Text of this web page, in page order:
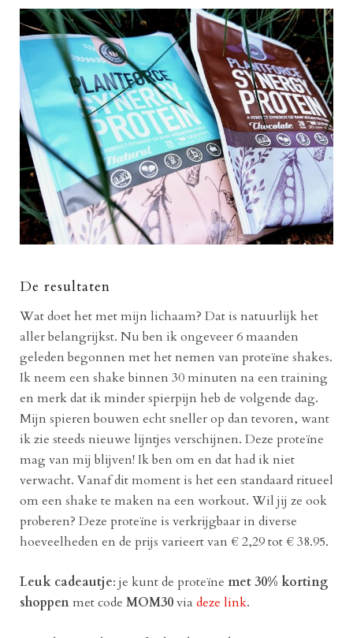
De resultaten
Wat doet het met mijn lichaam? Dat is natuurlijk het
aller belangrijkst. Nu ben ik ongeveer 6 maanden
geleden begonnen met het nemen van proteïne shakes.
Ik neem een shake binnen 30 minuten na een training
en merk dat ik minder spierpijn heb de volgende dag.
Mijn spieren bouwen echt sneller op dan tevoren, want
ik zie steeds nieuwe lijntjes verschijnen. Deze proteïne
mag van mij blijven! Ik ben om en dat had ik niet
verwacht. Vanaf dit moment is het een standaard ritueel
om een shake te maken na een workout. Wil jij ze ook
proberen? Deze proteïne is verkrijgbaar in diverse
hoeveelheden en de prijs varieert van € 2,29 tot € 38.95.
Leuk cadeautje: je kunt de proteïne met 30% korting
shoppenmet code MOM30via deze link.